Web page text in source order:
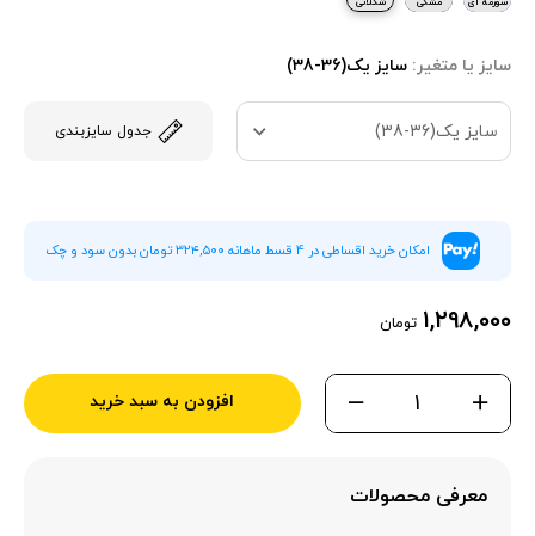
سایز یا متغیر: سایز یک(36-38)
سایز یک(36-38) جدول سایزبندی
امکان خرید اقساطی در 4 قسط ماهانه ۳۲۴,۵۰۰ تومان بدون سود و چک
۱,۲۹۸,۰۰۰ تومان
افزودن به سبد خرید
معرفی محصولات